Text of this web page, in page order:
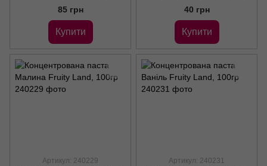
85 грн
Купити
40 грн
Купити
Артикул: 240229 Артикул: 240231